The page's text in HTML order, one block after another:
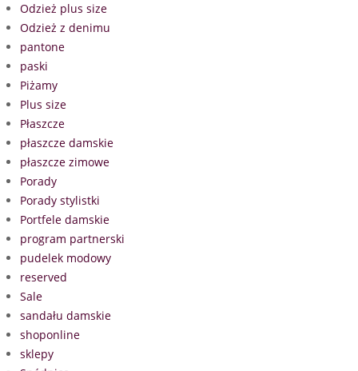
Odzież plus size
Odzież z denimu
pantone
paski
Piżamy
Plus size
Płaszcze
płaszcze damskie
płaszcze zimowe
Porady
Porady stylistki
Portfele damskie
program partnerski
pudelek modowy
reserved
Sale
sandału damskie
shoponline
sklepy